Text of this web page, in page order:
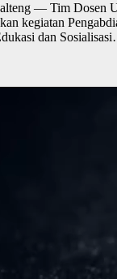
— Tim Dosen
kegiatan
dan